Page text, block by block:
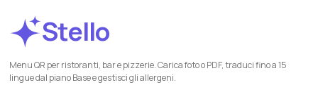
Stello
Menu QR per ristoranti, bar e pizzerie. Carica foto o PDF, traduci fino a 15
lingue dal piano Base e gestisci gli allergeni.